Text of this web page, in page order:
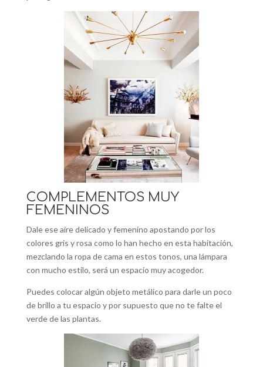
COMPLEMENTOS MUY
FEMENINOS
Dale ese aire delicado y femenino apostando por los
colores gris y rosa como lo han hecho en esta habitación,
mezclando la ropa de cama en estos tonos, una lámpara
con mucho estilo, será un espacio muy acogedor.
Puedes colocar algún objeto metálico para darle un poco
de brillo a tu espacio y por supuesto que no te falte el
verde de las plantas.